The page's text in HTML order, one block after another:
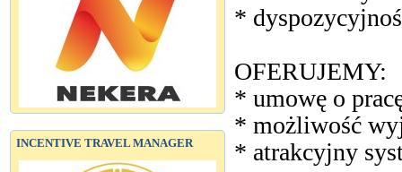
INCENTIVE TRAVEL MANAGER
*
OFERUJEMY:
* umowę o
* możliwość
* atrakcyjny